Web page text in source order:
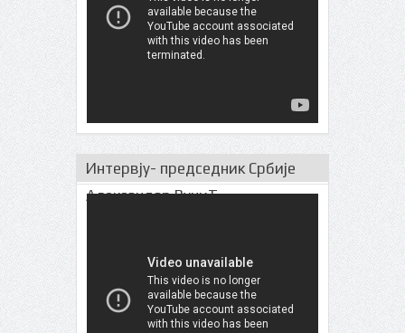
Интервју- председник Србије
Александар ВучиЋ